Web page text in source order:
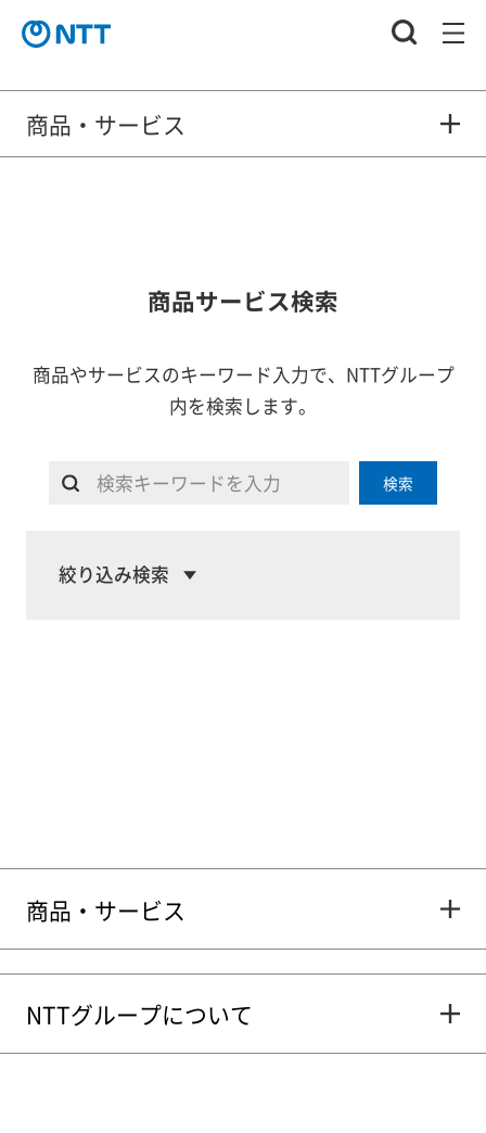
商品・サービス
商品サービス検索
商品やサービスのキーワード入力で、NTTグループ
内を検索します。
検索
絞り込み検索
商品・サービス
NTTグループについて